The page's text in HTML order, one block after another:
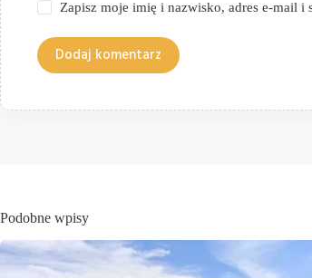
Zapisz moje imię i nazwisko, adres e-mail i
Dodaj komentarz
Podobne wpisy